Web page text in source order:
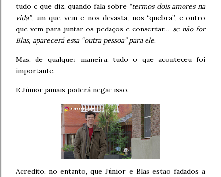
tudo o que diz, quando fala sobre “termos dois amores na
vida”, um que vem e nos devasta, nos “quebra”, e outro
que vem para juntar os pedaços e consertar… se não for
Blas, aparecerá essa “outra pessoa” para ele.
Mas, de qualquer maneira, tudo o que aconteceu foi
importante.
E Júnior jamais poderá negar isso.
Acredito, no entanto, que Júnior e Blas estão fadados a